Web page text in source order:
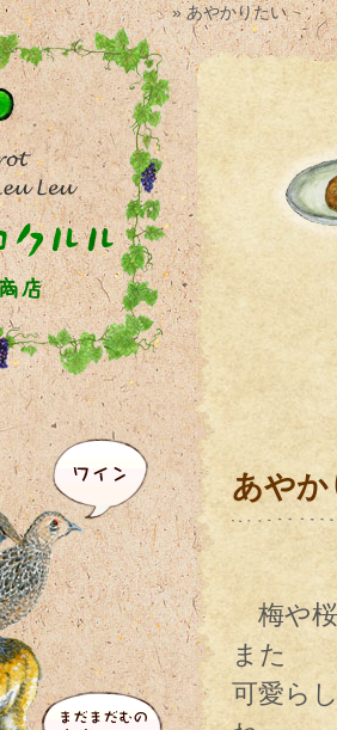
» あやかりたい
あや
梅や桜
また
可愛ら